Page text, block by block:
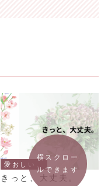
愛おしい。
きっと、大丈夫。
横スクロー
ルできます